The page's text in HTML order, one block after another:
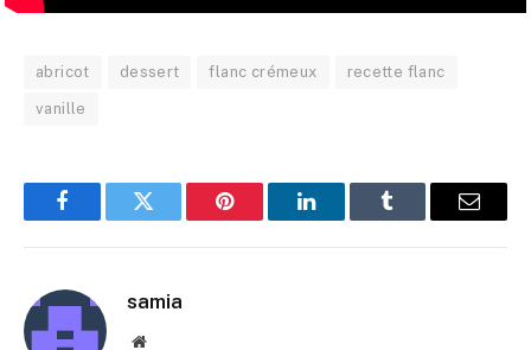
abricot dessert flanc crémeux recette flanc
vanille
FacebookTwitter Pinterest LinkedInTumblr
E-
samia
Site